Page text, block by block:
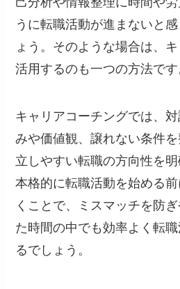
うに転職活動が進まないと
ょう。そのような場合は、
活用するのも一つの方法です
キャリアコーチングでは、
みや価値観、譲れない条件
立しやすい転職の方向性を明
本格的に転職活動を始める
くことで、ミスマッチを防
た時間の中でも効率よく転
るでしょう。